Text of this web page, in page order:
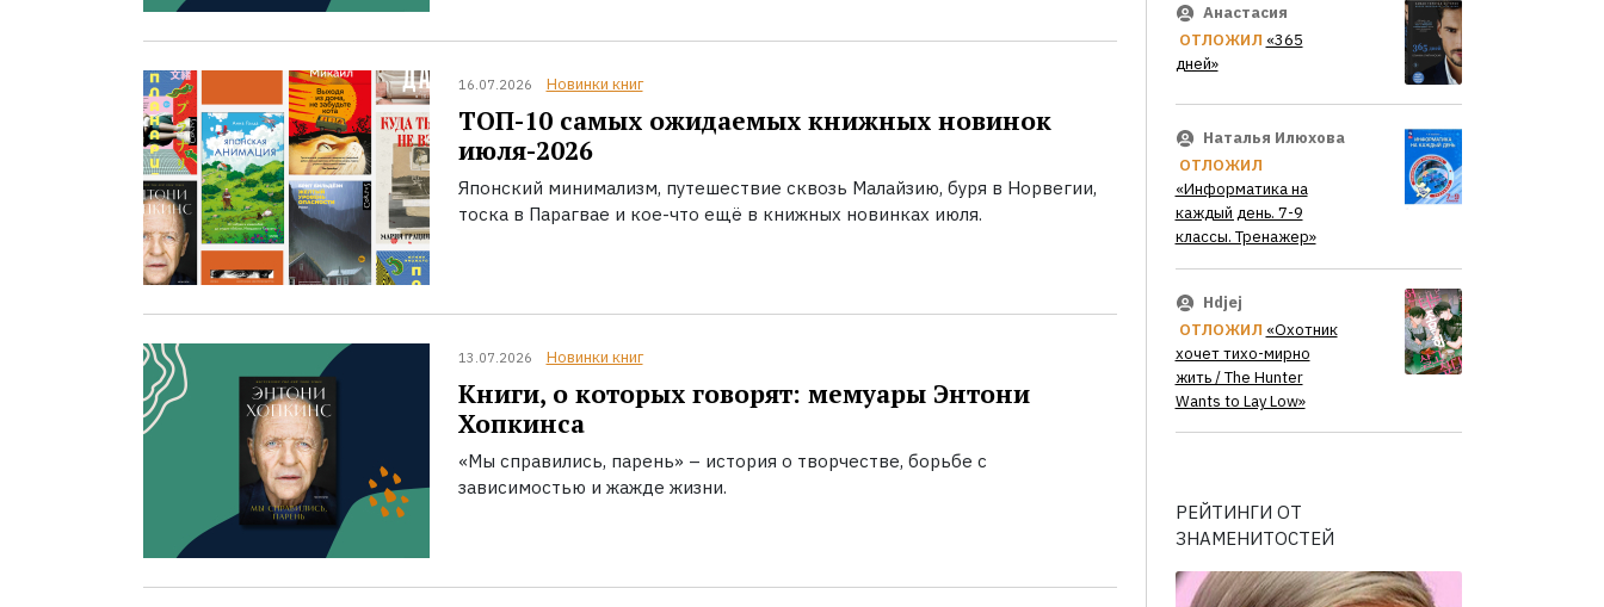
16.07.2026 Новинки книг
ТОП-10 самых ожидаемых книжных новинок
июля-2026
Японский минимализм, путешествие сквозь Малайзию, буря в Норвегии,
тоска в Парагвае и кое-что ещё в книжных новинках июля.
13.07.2026 Новинки книг
Книги, о которых говорят: мемуары Энтони
Хопкинса
«Мы справились, парень» – история о творчестве, борьбе с
зависимостью и жажде жизни.
Анастасия
ОТЛОЖИЛ «365
дней»
Наталья Илюхова
ОТЛОЖИЛ
«Информатика на
каждый день. 7-9
классы. Тренажер»
Hdjej
ОТЛОЖИЛ «Охотник
хочет тихо-мирно
жить / The Hunter
Wants to Lay Low»
РЕЙТИНГИ ОТ
ЗНАМЕНИТОСТЕЙ